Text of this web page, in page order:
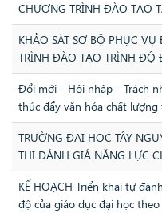
CHƯƠNG TRÌNH ĐÀO TẠO
KHẢO SÁT SƠ BỘ PHỤC
TRÌNH ĐÀO TẠO TRÌNH ĐỘ
Đổi mới - Hội nhập - Trách
thúc đẩy văn hóa chất
TRƯỜNG ĐẠI HỌC TÂY
THI ĐÁNH GIÁ NĂNG LỰC
KẾ HOẠCH Triển khai tự
độ của giáo dục đại học